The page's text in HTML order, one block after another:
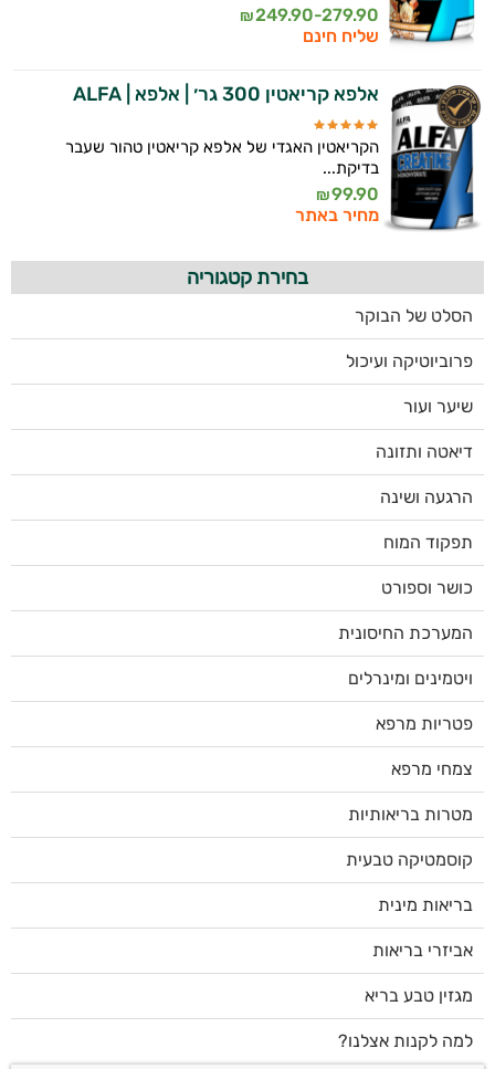
249.90-279.90
₪
שליח חינם
אלפא קריאטין 300 גר׳ | אלפא | ALFA
הקריאטין האגדי של אלפא קריאטין טהור שעבר
בדיקת...
99.90
₪
מחיר באתר
בחירת קטגוריה
הסלט של הבוקר
פרוביוטיקה ועיכול
שיער ועור
דיאטה ותזונה
הרגעה ושינה
תפקוד המוח
כושר וספורט
המערכת החיסונית
ויטמינים ומינרלים
פטריות מרפא
צמחי מרפא
מטרות בריאותיות
קוסמטיקה טבעית
בריאות מינית
אביזרי בריאות
מגזין טבע בריא
למה לקנות אצלנו?